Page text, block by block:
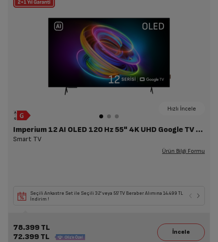
Hızlı İncele
Imperium 12 AI OLED 120 Hz 55" 4K UHD Google TV - A 1255 C AI
Smart TV
Ürün Bilgi Formu
Seçili Ankastre Set ile Seçili 32' veya 55' TV Beraber Alımına 14.499 TL
İndirim !
78.399 TL
72.399 TL